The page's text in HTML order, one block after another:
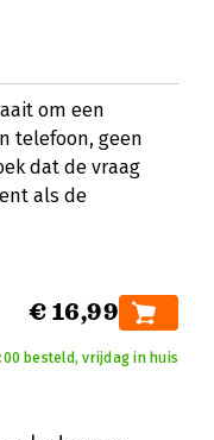
om een
telefoon, geen
dat de vraag
als de
€ 16,99
besteld, vrijdag in huis